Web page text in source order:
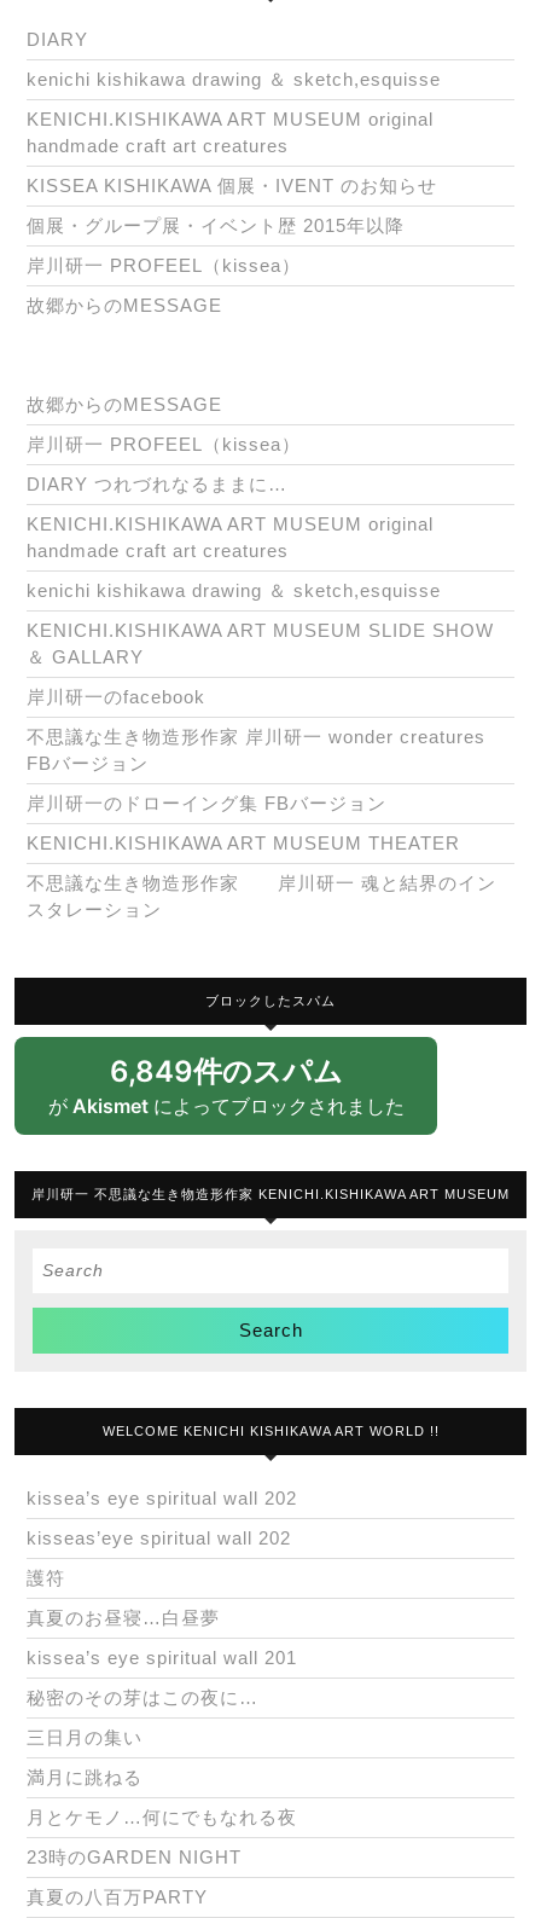
DIARY
kenichi kishikawa drawing ＆ sketch,esquisse
KENICHI.KISHIKAWA ART MUSEUM original
handmade craft art creatures
KISSEA KISHIKAWA 個展・IVENT のお知らせ
個展・グループ展・イベント歴 2015年以降
岸川研一 PROFEEL（kissea）
故郷からのMESSAGE
故郷からのMESSAGE
岸川研一 PROFEEL（kissea）
DIARY つれづれなるままに…
KENICHI.KISHIKAWA ART MUSEUM original
handmade craft art creatures
kenichi kishikawa drawing ＆ sketch,esquisse
KENICHI.KISHIKAWA ART MUSEUM SLIDE SHOW
＆ GALLARY
岸川研一のfacebook
不思議な生き物造形作家 岸川研一 wonder creatures
FBバージョン
岸川研一のドローイング集 FBバージョン
KENICHI.KISHIKAWA ART MUSEUM THEATER
不思議な生き物造形作家 岸川研一 魂と結界のイン
スタレーション
ブロックしたスパム
6,849件のスパム
が Akismetによってブロックされました
岸川研一 不思議な生き物造形作家 KENICHI.KISHIKAWA ART MUSEUM
Search
WELCOME KENICHI KISHIKAWA ART WORLD !!
kissea’s eye spiritual wall 202
kisseas’eye spiritual wall 202
護符
真夏のお昼寝…白昼夢
kissea’s eye spiritual wall 201
秘密のその芽はこの夜に…
三日月の集い
満月に跳ねる
月とケモノ…何にでもなれる夜
23時のGARDEN NIGHT
真夏の八百万PARTY